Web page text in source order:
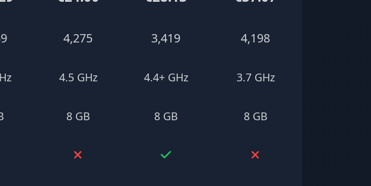
4,275 3,419 4,198
4.5 GHz 4.4+ GHz 3.7 GHz
8 GB 8 GB 8 GB